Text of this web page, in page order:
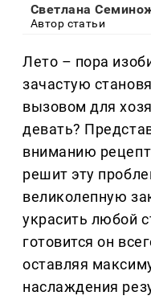
Светлана
Автор статьи
Лето – пора
зачастую
вызовом для
девать?
вниманию
решит эту
великолепную
украсить любой
готовится он
оставляя
наслаждения